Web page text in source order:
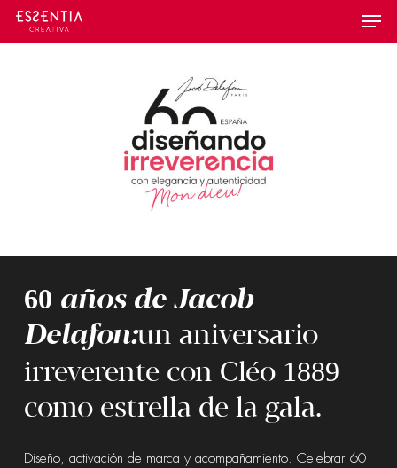
Skip
main
Menu
60 años de Jacob
Delafon:un aniversario
irreverente con Cléo 1889
como estrella de la gala.
Diseño, activación de marca y acompañamiento. Celebrar 60